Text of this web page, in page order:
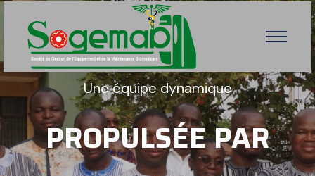
Garantir la disponibilité des équipements
médicaux
MAINTENANCE